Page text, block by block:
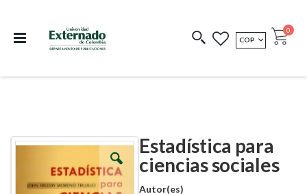
COEDICIONES REDIMIR CÓDIGO
MONEDA
COP Cart
0
Estadística para
ciencias sociales
Autor(es)
Skip
Skip